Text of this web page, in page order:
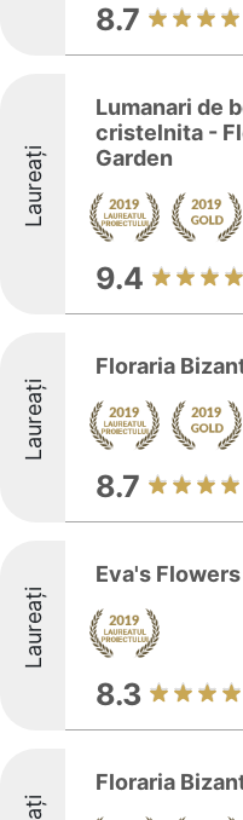
8.7
Laureați
Lumanari de
cristelnita -
Garden
9.4
Laureați
Floraria
8.7
Laureați
Eva's Flowers
8.3
Floraria